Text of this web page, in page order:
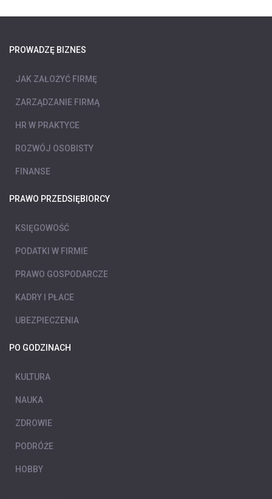
PROWADZĘ BIZNES
JAK ZAŁOŻYĆ FIRMĘ
ZARZĄDZANIE FIRMĄ
HR W PRAKTYCE
ROZWÓJ OSOBISTY
FINANSE
PRAWO PRZEDSIĘBIORCY
KSIĘGOWOŚĆ
PODATKI W FIRMIE
PRAWO GOSPODARCZE
KADRY I PŁACE
UBEZPIECZENIA
PO GODZINACH
KULTURA
NAUKA
ZDROWIE
PODRÓŻE
HOBBY